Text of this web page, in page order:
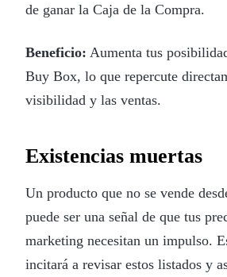
de ganar la Caja de la Compra.
Beneficio: Aumenta tus
Buy Box, lo que repercute
visibilidad y las ventas.
Existencias muertas
Un producto que no se vende
puede ser una señal de que tus
marketing necesitan un impulso.
incitará a revisar estos listados y